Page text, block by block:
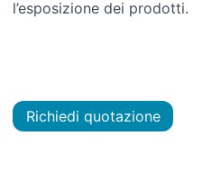
l’esposizione dei prodotti.
Richiedi quotazione